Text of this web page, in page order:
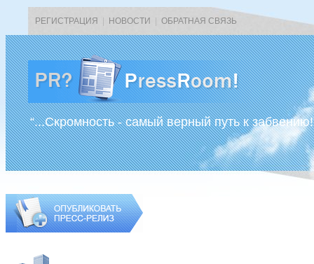
РЕГИСТРАЦИЯ НОВОСТИ ОБРАТНАЯ СВЯЗЬ
“...Скромность - самый верный путь к